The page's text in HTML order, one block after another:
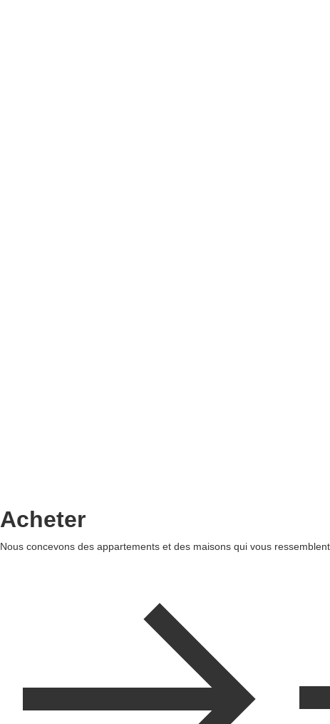
Acheter
Nous concevons des appartements et des maisons qui vous